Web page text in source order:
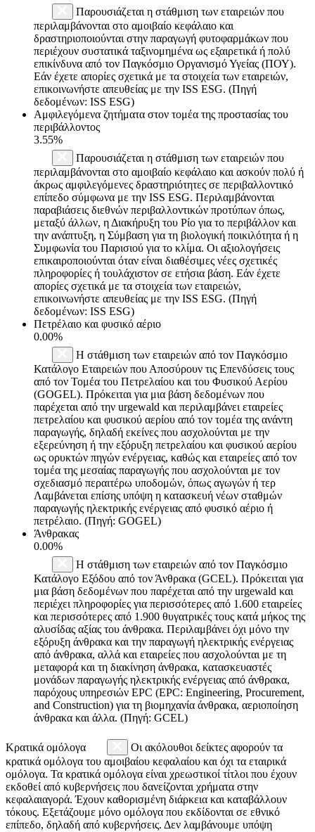
Παρουσιάζεται η στάθμιση των εταιρειών που
περιλαμβάνονται στο αμοιβαίο κεφάλαιο και
δραστηριοποιούνται στην παραγωγή φυτοφαρμάκων που
περιέχουν συστατικά ταξινομημένα ως εξαιρετικά ή πολύ
επικίνδυνα από τον Παγκόσμιο Οργανισμό Υγείας (ΠΟΥ).
Εάν έχετε απορίες σχετικά με τα στοιχεία των εταιρειών,
επικοινωνήστε απευθείας με την ISS ESG. (Πηγή
δεδομένων: ISS ESG)
Αμφιλεγόμενα ζητήματα στον τομέα της προστασίας του
περιβάλλοντος
3.55%
Παρουσιάζεται η στάθμιση των εταιρειών που
περιλαμβάνονται στο αμοιβαίο κεφάλαιο και ασκούν πολύ ή
άκρως αμφιλεγόμενες δραστηριότητες σε περιβαλλοντικό
επίπεδο σύμφωνα με την ISS ESG. Περιλαμβάνονται
παραβιάσεις διεθνών περιβαλλοντικών προτύπων όπως,
μεταξύ άλλων, η Διακήρυξη του Ρίο για το περιβάλλον και
την ανάπτυξη, η Σύμβαση για τη βιολογική ποικιλότητα ή η
Συμφωνία του Παρισιού για το κλίμα. Οι αξιολογήσεις
επικαιροποιούνται όταν είναι διαθέσιμες νέες σχετικές
πληροφορίες ή τουλάχιστον σε ετήσια βάση. Εάν έχετε
απορίες σχετικά με τα στοιχεία των εταιρειών,
επικοινωνήστε απευθείας με την ISS ESG. (Πηγή
δεδομένων: ISS ESG)
Πετρέλαιο και φυσικό αέριο
0.00%
Η στάθμιση των εταιρειών από τον Παγκόσμιο
Κατάλογο Εταιρειών που Αποσύρουν τις Επενδύσεις τους
από τον Τομέα του Πετρελαίου και του Φυσικού Αερίου
(GOGEL). Πρόκειται για μια βάση δεδομένων που
παρέχεται από την urgewald και περιλαμβάνει εταιρείες
πετρελαίου και φυσικού αερίου από τον τομέα της ανάντη
παραγωγής, δηλαδή εκείνες που ασχολούνται με την
εξερεύνηση ή την εξόρυξη πετρελαίου και φυσικού αερίου
ως ορυκτών πηγών ενέργειας, καθώς και εταιρείες από τον
τομέα της μεσαίας παραγωγής που ασχολούνται με τον
σχεδιασμό περαιτέρω υποδομών, όπως αγωγών ή τερ
Λαμβάνεται επίσης υπόψη η κατασκευή νέων σταθμών
παραγωγής ηλεκτρικής ενέργειας από φυσικό αέριο ή
πετρέλαιο. (Πηγή: GOGEL)
Άνθρακας
0.00%
Η στάθμιση των εταιρειών από τον Παγκόσμιο
Κατάλογο Εξόδου από τον Άνθρακα (GCEL). Πρόκειται για
μια βάση δεδομένων που παρέχεται από την urgewald και
περιέχει πληροφορίες για περισσότερες από 1.600 εταιρείες
και περισσότερες από 1.900 θυγατρικές τους κατά μήκος της
αλυσίδας αξίας του άνθρακα. Περιλαμβάνει όχι μόνο την
εξόρυξη άνθρακα και την παραγωγή ηλεκτρικής ενέργειας
από άνθρακα, αλλά και εταιρείες που ασχολούνται με τη
μεταφορά και τη διακίνηση άνθρακα, κατασκευαστές
μονάδων παραγωγής ηλεκτρικής ενέργειας από άνθρακα,
παρόχους υπηρεσιών EPC (EPC: Engineering, Procurement,
and Construction) για τη βιομηχανία άνθρακα, αεριοποίηση
άνθρακα και άλλα. (Πηγή: GCEL)
Κρατικά ομόλογα
Οι ακόλουθοι δείκτες αφορούν τα
κρατικά ομόλογα του αμοιβαίου κεφαλαίου και όχι τα εταιρικά
ομόλογα. Τα κρατικά ομόλογα είναι χρεωστικοί τίτλοι που έχουν
εκδοθεί από κυβερνήσεις που δανείζονται χρήματα στην
κεφαλαιαγορά. Έχουν καθορισμένη διάρκεια και καταβάλλουν
τόκους. Εξετάζουμε μόνο ομόλογα που εκδίδονται σε εθνικό
επίπεδο, δηλαδή από κυβερνήσεις. Δεν λαμβάνουμε υπόψη